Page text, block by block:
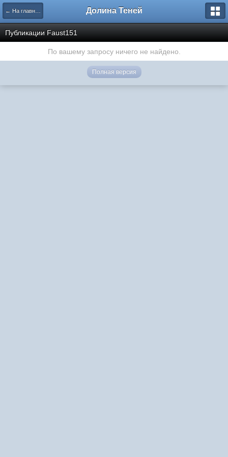
← На главную Долина Теней
Публикации Faust151
По вашему запросу ничего не найдено.
Полная версия